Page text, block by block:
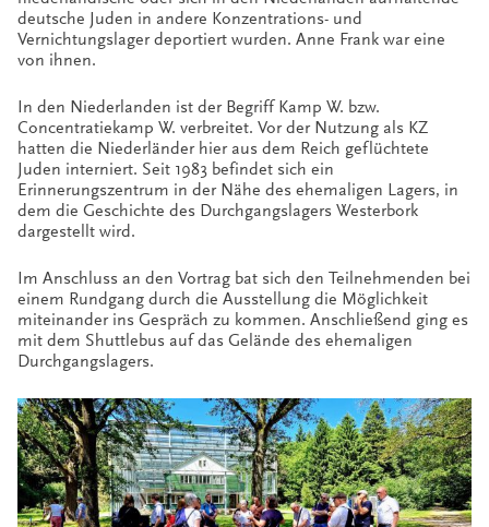
deutsche Juden in andere Konzentrations- und
Vernichtungslager deportiert wurden. Anne Frank war eine
von ihnen.
In den Niederlanden ist der Begriff Kamp W. bzw.
Concentratiekamp W. verbreitet. Vor der Nutzung als KZ
hatten die Niederländer hier aus dem Reich geflüchtete
Juden interniert. Seit 1983 befindet sich ein
Erinnerungszentrum in der Nähe des ehemaligen Lagers, in
dem die Geschichte des Durchgangslagers Westerbork
dargestellt wird.
Im Anschluss an den Vortrag bat sich den Teilnehmenden bei
einem Rundgang durch die Ausstellung die Möglichkeit
miteinander ins Gespräch zu kommen. Anschließend ging es
mit dem Shuttlebus auf das Gelände des ehemaligen
Durchgangslagers.